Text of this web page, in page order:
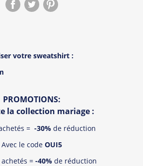
votre sweatshirt :
PROMOTIONS:
la collection mariage :
= -30%de réduction
Avec le code OUI5
= -40%de réduction